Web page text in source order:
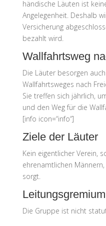
händische Läuten ist
Angelegenheit. Deshalb
Versicherung
bezahlt wird.
Wallfahrtsweg
Die Läuter besorgen
Wallfahrtsweges nach
Sie treffen sich jährlich,
und den Weg für die
[info icon=“info“]
Ziele der Läuter
Kein eigentlicher Verein,
ehrenamtlichen
sorgt.
Die Gruppe ist nicht